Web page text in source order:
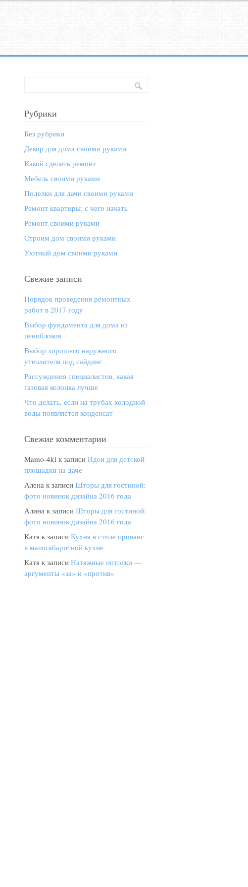
Рубрики
Без рубрики
Декор для дома своими руками
Какой сделать ремонт
Мебель своими руками
Поделки для дачи своими руками
Ремонт квартиры: с чего начать
Ремонт своими руками
Строим дом своими руками
Уютный дом своими руками
Свежие записи
Порядок проведения ремонтных
работ в 2017 году
Выбор фундамента для дома из
пеноблоков
Выбор хорошего наружного
утеплителя под сайдинг
Рассуждения специалистов, какая
газовая колонка лучше
Что делать, если на трубах холодной
воды появляется конденсат
Свежие комментарии
Mamo-4ki к записи Идеи для детской
площадки на даче
Алена к записи Шторы для гостиной:
фото новинок дизайна 2016 года
Алина к записи Шторы для гостиной:
фото новинок дизайна 2016 года
Катя к записи Кухня в стиле прованс
в малогабаритной кухне
Катя к записи Натяжные потолки —
аргументы «за» и «против»